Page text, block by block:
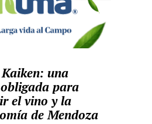
una
para
el vino y la
de Mendoza